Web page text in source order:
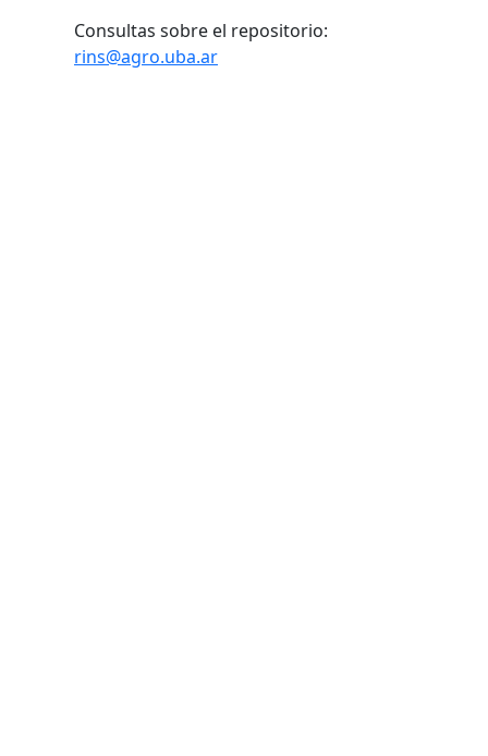
Consultas sobre el repositorio:
rins@agro.uba.ar